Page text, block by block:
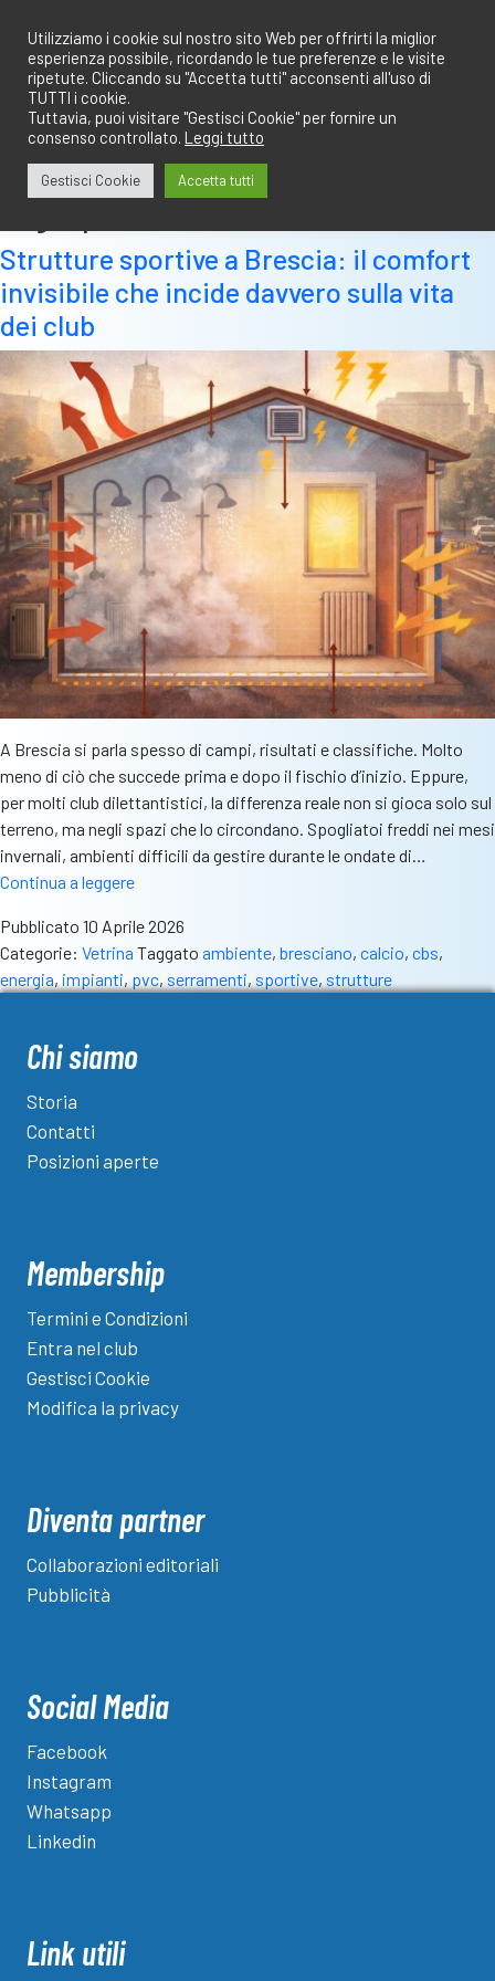
contenuto
Strutture sportive a Brescia: il comfort
invisibile che incide davvero sulla vita
dei club
A Brescia si parla spesso di campi, risultati e classifiche. Molto
meno di ciò che succede prima e dopo il fischio d’inizio. Eppure,
per molti club dilettantistici, la differenza reale non si gioca solo sul
terreno, ma negli spazi che lo circondano. Spogliatoi freddi nei mesi
invernali, ambienti difficili da gestire durante le ondate di…
Continua a leggereStrutture
a
Brescia:
il
che
vita
Pubblicato 10 Aprile 2026
Categorie: Vetrina Taggato ambiente, bresciano, calcio, cbs,
energia, impianti, pvc, serramenti, sportive, strutture
Chi siamo
Storia
Contatti
Posizioni aperte
Membership
Termini e Condizioni
Entra nel club
Gestisci Cookie
Modifica la privacy
Diventa partner
Collaborazioni editoriali
Pubblicità
Social Media
Facebook
Instagram
Whatsapp
Linkedin
Link utili
Utilizziamo i cookie sul nostro sito Web per offrirti la miglior
esperienza possibile, ricordando le tue preferenze e le visite
ripetute. Cliccando su "Accetta tutti" acconsenti all'uso di
TUTTI i cookie.
Tuttavia, puoi visitare "Gestisci Cookie" per fornire un
consenso controllato. Leggi tutto
Gestisci Cookie Accetta tutti